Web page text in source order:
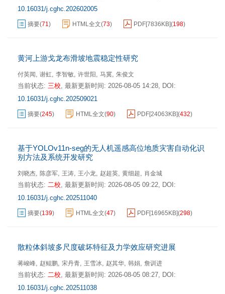
10.16031/j.cghc.202602005
摘要(71) HTML全文(73) PDF[7836KB](198)
黄河上游戈龙布滑坡地震稳定性研究
付英闻 , 谢虹, 李智敏, 许世阳 , 马冀, 朱俊文
当前状态: 三校, 最新更新时间: 2026-08-05 14:28, DOI:
10.16031/j.cghc.202509021
摘要(245) HTML全文(90) PDF[24063KB](432)
基于YOLOv11n-seg的无人机遥感高位地质灾害自动化识
别方法及系统开发研究
刘晓杰, 陈彦军, 王涛, 王小龙, 赵超英, 黄细超, 肖金城
当前状态: 二校, 最新更新时间: 2026-08-05 09:22, DOI:
10.16031/j.cghc.202511040
摘要(139) HTML全文(47) PDF[16965KB](298)
散粒体斜坡多尺度破坏特征及力学效应研究进展
蒋峻峰, 赵鲲鹏, 宋丹青, 王雪冰, 赵其华, 韩娟, 詹训进
当前状态: 二校, 最新更新时间: 2026-08-05 08:27, DOI:
10.16031/j.cghc.202511038